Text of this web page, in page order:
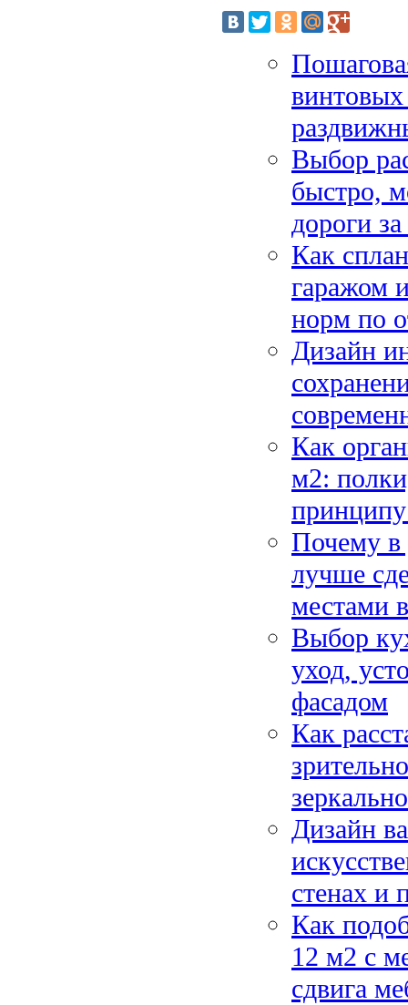
Выбор
быстро,
дороги
Как
гаражом
норм по
Дизайн
Как
м2:
принципу
Почему в
лучше
местами
Выбор
уход,
фасадом
Как
Дизайн
стенах и
Как
12 м2 с
сдвига